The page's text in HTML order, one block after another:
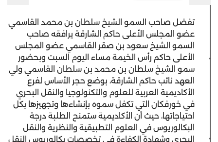
تفضل صاحب السمو الشيخ سلطان بن محمد القاسمي
عضو المجلس الأعلى حاكم الشارقة يرافقه صاحب
السمو الشيخ سعود بن صقر القاسمي عضو المجلس
الأعلى حاكم رأس الخيمة مساء اليوم السبت وبحضور
سمو الشيخ سلطان بن محمد بن سلطان القاسمي ولي
العهد نائب حاكم الشارقة، بوضع حجر الأساس لفرع
الأكاديمية العربية للعلوم والتكنولوجيا والنقل البحري
في خورفكان التي تكفل سموه بإنشاءها وتجهيزها بكل
احتياجاتها، حيث أن الأكاديمية ستمنح الطلبة درجة
البكالوريوس في العلوم التطبيقية والنظرية والنقل
البحري وشهادة الكفاءة في تخصصات بكالوريوس النقل